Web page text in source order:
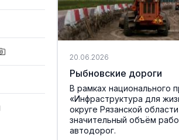
20.06.2026
Рыбновские дороги
В рамках национального
«Инфраструктура для
округе Рязанской
значительный объём
автодорог.